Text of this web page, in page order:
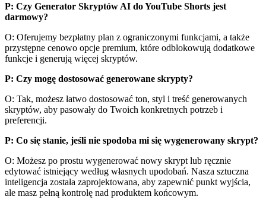
P: Czy Generator Skryptów AI do YouTube Shorts jest
darmowy?
O: Oferujemy bezpłatny plan z ograniczonymi funkcjami, a także
przystępne cenowo opcje premium, które odblokowują dodatkowe
funkcje i generują więcej skryptów.
P: Czy mogę dostosować generowane skrypty?
O: Tak, możesz łatwo dostosować ton, styl i treść generowanych
skryptów, aby pasowały do Twoich konkretnych potrzeb i
preferencji.
P: Co się stanie, jeśli nie spodoba mi się wygenerowany skrypt?
O: Możesz po prostu wygenerować nowy skrypt lub ręcznie
edytować istniejący według własnych upodobań. Nasza sztuczna
inteligencja została zaprojektowana, aby zapewnić punkt wyjścia,
ale masz pełną kontrolę nad produktem końcowym.